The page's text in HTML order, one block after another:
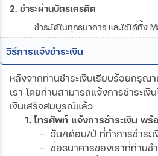
2. ชำระผ่านบัตรเครดิต
ชำระได้ในทุกธนาคาร และใช้ได้ทั้ง
วิธีการแจ้งชำระเงิน
หลังจากท่านชำระเงินเรียบร้อยกรุณ
เรา โดยท่านสามารถแจ้งการชำระเ
เงินเสร็จสมบูรณ์แล้ว
1. โทรศัพท์ แจ้งการชำระเงิน พร้
- วัน/เดือน/ปี ที่ทำการชำระเ
- ชื่อธนาคารของเราที่ท่านชำร